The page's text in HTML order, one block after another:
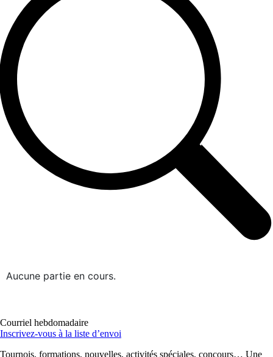
Aucune partie en cours.
Courriel hebdomadaire
Inscrivez-vous à la liste d’envoi
Tournois, formations, nouvelles, activités spéciales, concours… Une